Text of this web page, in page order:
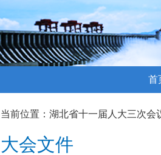
首
当前位置： 湖北省十一届人大三次会
大会文件